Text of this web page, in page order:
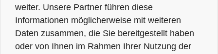
weiter. Unsere Partner führen diese
Informationen möglicherweise mit weiteren
Daten zusammen, die Sie bereitgestellt haben
oder von Ihnen im Rahmen Ihrer Nutzung der